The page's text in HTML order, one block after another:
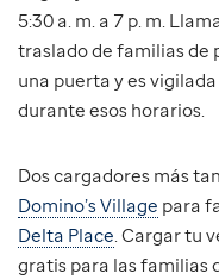
5:30 a. m. a 7 p. m.
traslado de familias de
una puerta y es
durante esos horarios.
Dos cargadores más
Domino’s Village para
Delta Place. Cargar tu
gratis para las familias